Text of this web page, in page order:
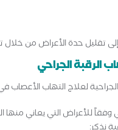
تقليل حدة الأعراض من خلال
لعلاج التهاب الأعصاب
وفقاً للأعراض التي يعاني